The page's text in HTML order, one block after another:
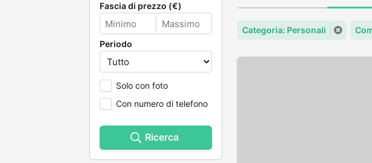
Fascia di prezzo (€)
Periodo
Solo con foto
Con numero di telefono
Ricerca
Categoria: Personali